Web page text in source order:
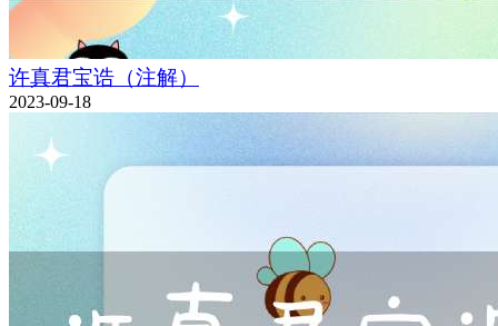
许真君宝诰（注解）
2023-09-18